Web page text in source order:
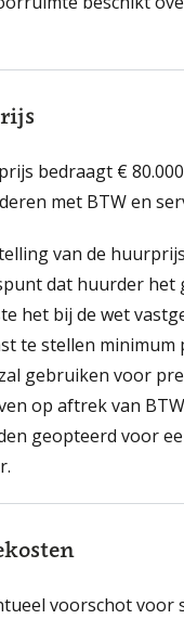
bedraagt €
met BTW en
van de
dat huurder het
het bij de wet
te stellen minimum
gebruiken voor
op aftrek van
geopteerd voor
voorschot voor